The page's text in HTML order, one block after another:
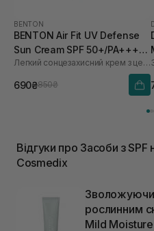
BENTON
BENTON Air Fit UV Defense
Sun Cream SPF 50+/PA++++
50 мл
Легкий сонцезахисний крем з центелою
690₴850₴
Відгуки про Засоби з SPF
Cosmedix
рослинним
Mild